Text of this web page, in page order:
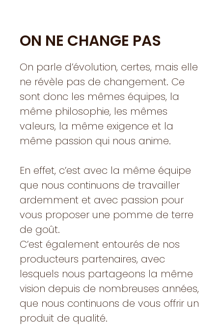
ON NE CHANGE PAS
On parle d’évolution, certes, mais elle
ne révèle pas de changement. Ce
sont donc les mêmes équipes, la
même philosophie, les mêmes
valeurs, la même exigence et la
même passion qui nous anime.
En effet, c’est avec la même équipe
que nous continuons de travailler
ardemment et avec passion pour
vous proposer une pomme de terre
de goût.
C’est également entourés de nos
producteurs partenaires, avec
lesquels nous partageons la même
vision depuis de nombreuses années,
que nous continuons de vous offrir un
produit de qualité.